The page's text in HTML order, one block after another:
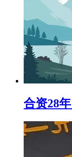
合资28